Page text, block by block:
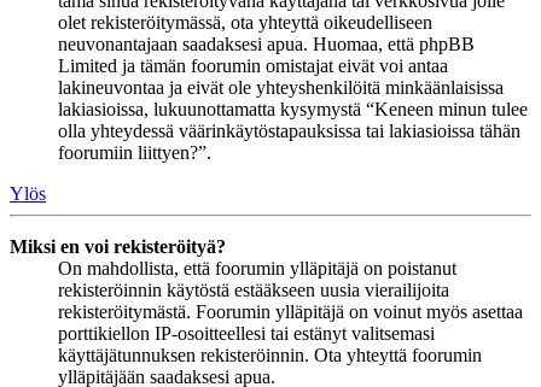
olet rekisteröitymässä, ota yhteyttä oikeudelliseen
neuvonantajaan saadaksesi apua. Huomaa, että phpBB
Limited ja tämän foorumin omistajat eivät voi antaa
lakineuvontaa ja eivät ole yhteyshenkilöitä minkäänlaisissa
lakiasioissa, lukuunottamatta kysymystä “Keneen minun tulee
olla yhteydessä väärinkäytöstapauksissa tai lakiasioissa tähän
foorumiin liittyen?”.
Ylös
Miksi en voi rekisteröityä?
On mahdollista, että foorumin ylläpitäjä on poistanut
rekisteröinnin käytöstä estääkseen uusia vierailijoita
rekisteröitymästä. Foorumin ylläpitäjä on voinut myös asettaa
porttikiellon IP-osoitteellesi tai estänyt valitsemasi
käyttäjätunnuksen rekisteröinnin. Ota yhteyttä foorumin
ylläpitäjään saadaksesi apua.